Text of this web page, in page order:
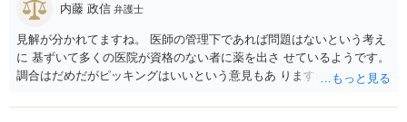
内藤 政信 弁護士
見解が分かれてますね。 医師の管理下であれば問題はないという考え
に 基ずいて多くの医院が資格のない者に薬を出さ せているようです。
調合はだめだがピッキングはいいという意見もあ りますね。 また患者
いますね。 院外とではかなり金額が低くなるようです。 したがって、